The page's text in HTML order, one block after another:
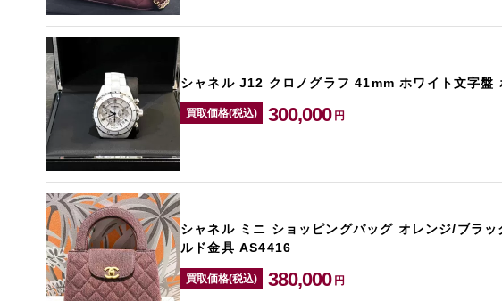
シャネル J12 クロノグラフ 41mm ホワイト文字盤
買取価格(税込) 300,000 円
シャネル ミニ ショッピングバッグ オレンジ/ブラ
ルド金具 AS4416
買取価格(税込) 380,000 円